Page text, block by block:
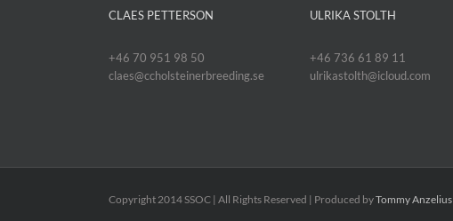
CLAES PETTERSON
+46 70 951 98 50
claes@ccholsteinerbreeding.se
ULRIKA STOLTH
+46 736 61 89 11
ulrikastolth@icloud.com
Copyright 2014 SSOC | All Rights Reserved | Produced byTommy Anzelius